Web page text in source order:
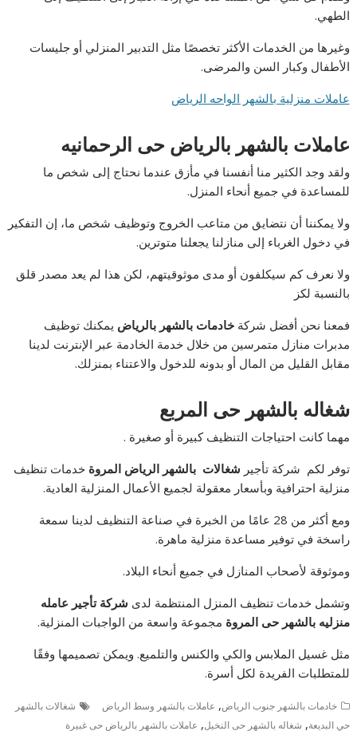
الطهي.
وغيرها من الخدمات الأكثر تخصصًا مثل التدبير المنزلي أو جليسات
الأطفال وكبار السن والمرضى.
عاملات منزلية بالشهر الواحه الرياض
عاملات بالشهر بالرياض حى الرحمانيه
ولقد وجد الكثير منا أنفسنا في مأزق عندما نحتاج إلى شخص ما
للمساعدة في جميع أنحاء المنزل.
ولا يمكننا أن نتضايق من متاعب الخروج وتوظيف شخص ما، إن التفكير
في دخول الغرباء إلى منازلنا يجعلنا متوترين.
ولا نعرف كم سيكلفون أو مدى موثوقيتهم، لكن هذا لم يعد مصدر قلق
بالنسبة لكز
فمعنا نحن أفضل شركة خادمات بالشهر بالرياض يمكنك توظيف
مدبرات منازل متمرسين من خلال خدمة الخادمة عبر الإنترنت لدينا
مقابل القليل من المال أو بدونه للدخول والاعتناء بمنزلك.
شغاله بالشهر حى المربع
مهما كانت احتياجات التنظيف كبيرة أو صغيرة .
توفر لكم شركة تأجير شغالات بالشهر الرياض المروة خدمات تنظيف
منزلية احترافية وبأسعار معقولة لجميع الأعمال المنزلية العادية.
ومع أكثر من 28 عامًا من الخبرة في صناعة التنظيف لدينا سمعة
راسخة في توفير مساعدة منزلية ماهرة.
وموثوقة لأصحاب المنازل في جميع أنحاء البلاد.
وتشمل خدمات تنظيف المنزل المنتظمة لدى شركة تأجير عامله
منزليه بالشهر حى المروة مجموعة واسعة من الواجبات المنزلية.
مثل غسيل الملابس والكي والكنس والتلميع. ويمكن تصميمها وفقًا
للمتطلبات الفريدة لكل أسرة.
خادمات بالشهر جنوب الرياض, عاملات بالشهر وسط الرياض
شغالات بالشهر
حي البديعة, شغاله بالشهر حى النخيل, عاملات بالشهر بالرياض حى غبيرة